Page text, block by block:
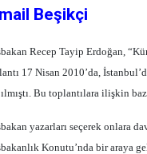
Beşikçi
Recep Tayip Erdoğan,
17 Nisan 2010’da,
Bu toplantılara ilişkin
yazarları seçerek onlara
Konutu’nda bir araya